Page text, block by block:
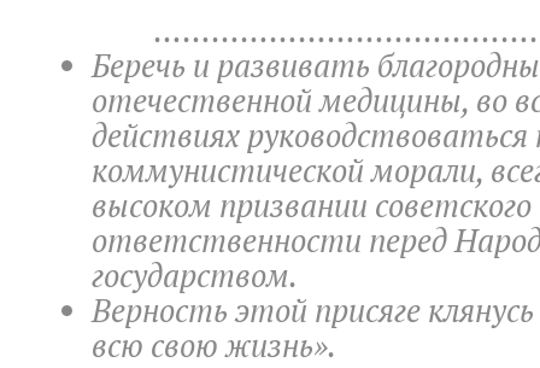
Беречь и развивать
отечественной медицины, во
действиях
коммунистической морали,
высоком призвании советского
ответственности перед
государством.
Верность этой присяге
всю свою жизнь».